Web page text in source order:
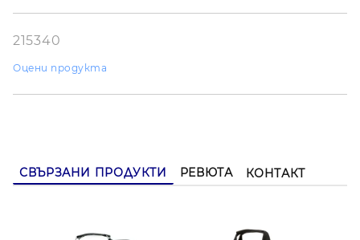
215340
Оцени продукта
СВЪРЗАНИ ПРОДУКТИ РЕВЮТА КОНТАКТ